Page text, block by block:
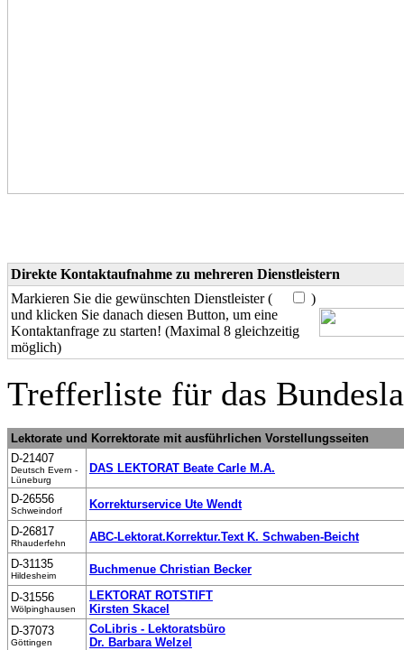
Direkte Kontaktaufnahme zu mehreren Dienstleistern
Markieren Sie die gewünschten Dienstleister (
)
und klicken Sie danach diesen Button, um eine
Kontaktanfrage zu starten! (Maximal 8 gleichzeitig
möglich)
Trefferliste für das
Lektorate und Korrektorate mit ausführlichen Vorstellungsseiten
D-21407
Deutsch Evern -
Lüneburg
DAS LEKTORAT Beate Carle M.A.
D-26556
Schweindorf
Korrekturservice Ute Wendt
D-26817
Rhauderfehn
ABC-Lektorat.Korrektur.Text K. Schwaben-Beicht
D-31135
Hildesheim Buchmenue Christian Becker
D-31556
Wölpinghausen
LEKTORAT ROTSTIFT
Kirsten Skacel
D-37073
Göttingen
CoLibris - Lektoratsbüro
Dr. Barbara Welzel